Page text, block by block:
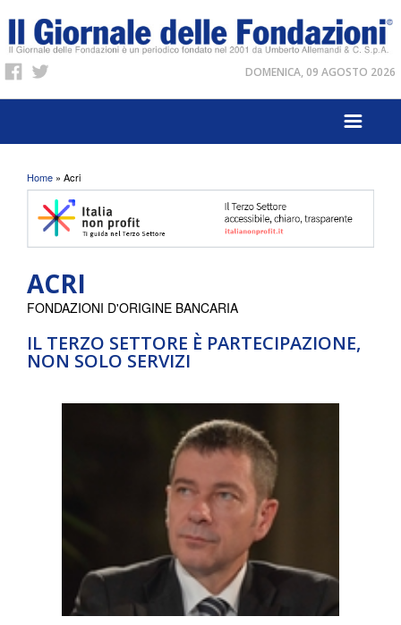
DOMENICA, 09 AGOSTO 2026
Tu sei qui
Home » Acri
ACRI
IL TERZO SETTORE È PARTECIPAZIONE,
NON SOLO SERVIZI
FONDAZIONI D'ORIGINE BANCARIA